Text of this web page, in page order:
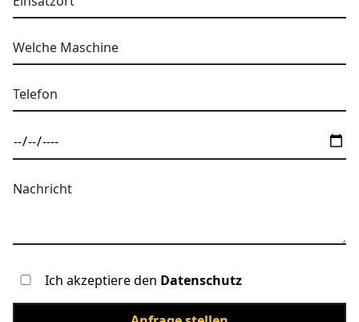
Ich akzeptiere den Datenschutz